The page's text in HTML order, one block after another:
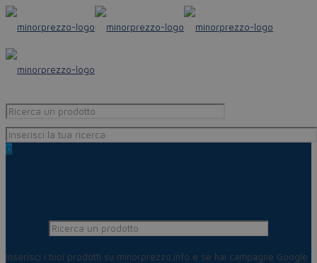
0
Inserisci i tuoi prodotti su minorprezzo.info e se hai campagne Google